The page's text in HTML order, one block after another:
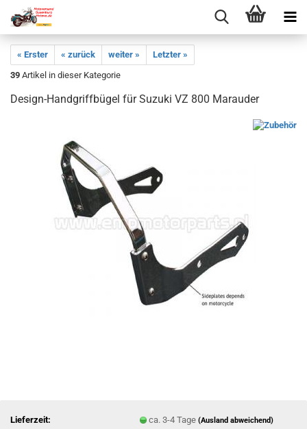
« Erster « zurück weiter »
Letzter »
39 Artikel in dieser Kategorie
Design-Handgriffbügel für Suzuki VZ 800 Marauder
Lieferzeit: ca. 3-4 Tage(Ausland abweichend)